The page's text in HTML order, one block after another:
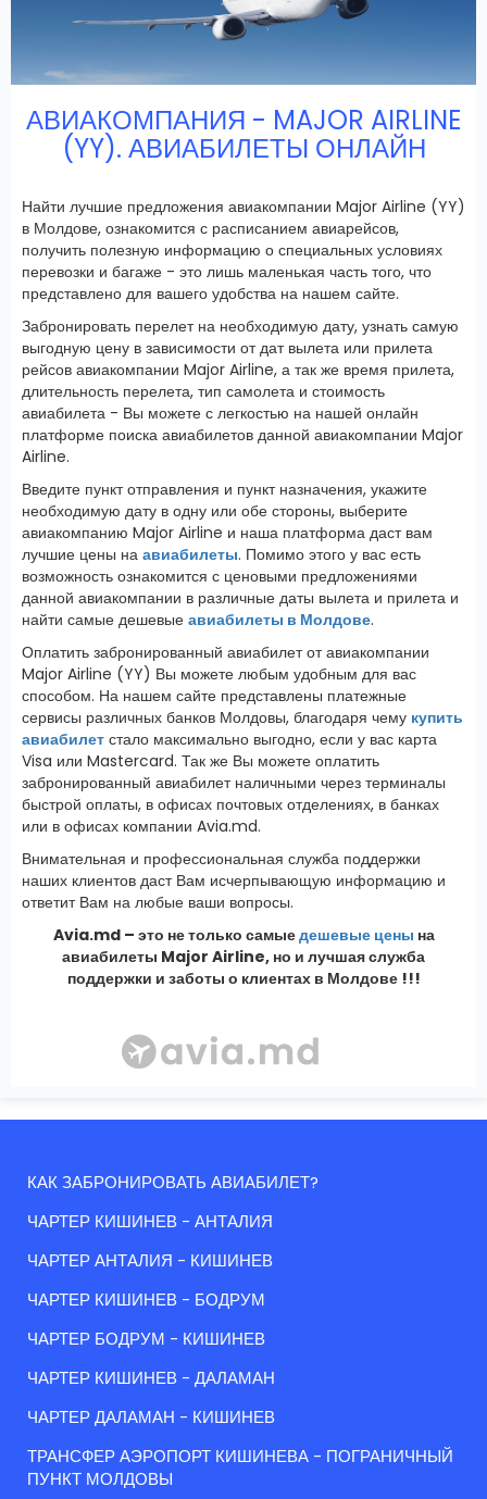
АВИАКОМПАНИЯ - MAJOR AIRLINE
(YY). АВИАБИЛЕТЫ ОНЛАЙН
Найти лучшие предложения авиакомпании Major Airline (YY)
в Молдове, ознакомится с расписанием авиарейсов,
получить полезную информацию о специальных условиях
перевозки и багаже - это лишь маленькая часть того, что
представлено для вашего удобства на нашем сайте.
Забронировать перелет на необходимую дату, узнать самую
выгодную цену в зависимости от дат вылета или прилета
рейсов авиакомпании Major Airline, а так же время прилета,
длительность перелета, тип самолета и стоимость
авиабилета - Вы можете с легкостью на нашей онлайн
платформе поиска авиабилетов данной авиакомпании Major
Airline.
Введите пункт отправления и пункт назначения, укажите
необходимую дату в одну или обе стороны, выберите
авиакомпанию Major Airline и наша платформа даст вам
лучшие цены на авиабилеты. Помимо этого у вас есть
возможность ознакомится с ценовыми предложениями
данной авиакомпании в различные даты вылета и прилета и
найти самые дешевые авиабилеты в Молдове.
Оплатить забронированный авиабилет от авиакомпании
Major Airline (YY) Вы можете любым удобным для вас
способом. На нашем сайте представлены платежные
сервисы различных банков Молдовы, благодаря чему купить
авиабилет стало максимально выгодно, если у вас карта
Visa или Mastercard. Так же Вы можете оплатить
забронированный авиабилет наличными через терминалы
быстрой оплаты, в офисах почтовых отделениях, в банках
или в офисах компании Avia.md.
Внимательная и профессиональная служба поддержки
наших клиентов даст Вам исчерпывающую информацию и
ответит Вам на любые ваши вопросы.
Avia.md – это не только самыедешевые цены на
авиабилеты Major Airline, но и лучшая служба
поддержки и заботы о клиентах в Молдове !!!
КАК ЗАБРОНИРОВАТЬ АВИАБИЛЕТ?
ЧАРТЕР КИШИНЕВ - АНТАЛИЯ
ЧАРТЕР АНТАЛИЯ - КИШИНЕВ
ЧАРТЕР КИШИНЕВ - БОДРУМ
ЧАРТЕР БОДРУМ - КИШИНЕВ
ЧАРТЕР КИШИНЕВ - ДАЛАМАН
ЧАРТЕР ДАЛАМАН - КИШИНЕВ
ТРАНСФЕР АЭРОПОРТ КИШИНЕВА - ПОГРАНИЧНЫЙ
ПУНКТ МОЛДОВЫ